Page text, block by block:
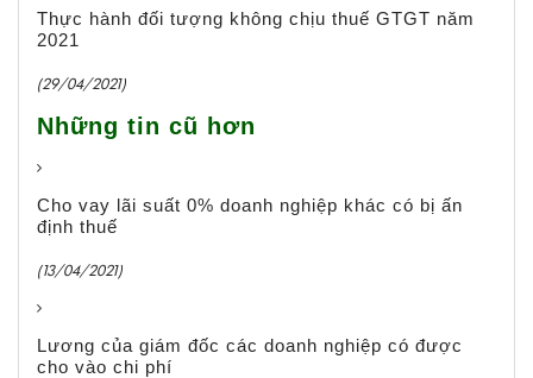
Thực hành đối tượng không chịu thuế GTGT năm
2021
(29/04/2021)
Những tin cũ hơn
Cho vay lãi suất 0% doanh nghiệp khác có bị ấn
định thuế
(13/04/2021)
Lương của giám đốc các doanh nghiệp có được
cho vào chi phí